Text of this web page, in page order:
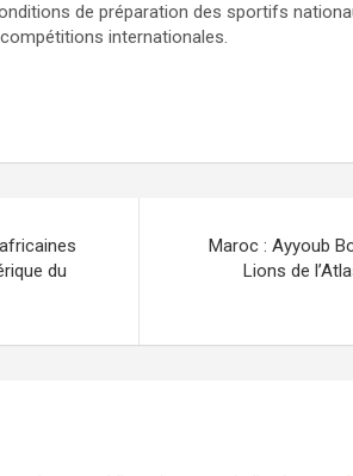
de préparation des sportifs
internationales.
du
Maroc : Ayyoub
Lions de